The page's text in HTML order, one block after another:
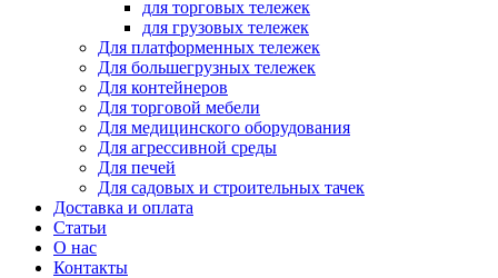
для торговых тележек
для грузовых тележек
Для платформенных тележек
Для большегрузных тележек
Для контейнеров
Для торговой мебели
Для медицинского оборудования
Для агрессивной среды
Для печей
Для садовых и строительных тачек
Доставка и оплата
Статьи
О нас
Контакты